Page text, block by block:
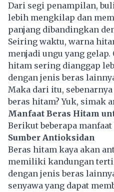
Dari segi penampilan,
lebih mengkilap dan
panjang dibandingkan
Seiring waktu, warna
menjadi ungu yang
hitam sering dianggap
dengan jenis beras
Maka dari itu,
beras hitam? Yuk, simak
Manfaat Beras Hitam
Berikut beberapa
Sumber Antioksidan
Beras hitam kaya akan
memiliki kandungan
dengan jenis beras
senyawa yang dapat